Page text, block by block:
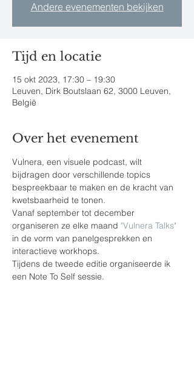
Andere evenementen bekijken
Tijd en locatie
15 okt 2023, 17:30 – 19:30
Leuven, Dirk Boutslaan 62, 3000 Leuven,
België
Over het evenement
Vulnera, een visuele podcast, wilt
bijdragen door verschillende topics
bespreekbaar te maken en de kracht van
kwetsbaarheid te tonen.
Vanaf september tot december
organiseren ze elke maand "Vulnera Talks"
in de vorm van panelgesprekken en
interactieve workhops.
Tijdens de tweede editie organiseerde ik
een Note To Self sessie.